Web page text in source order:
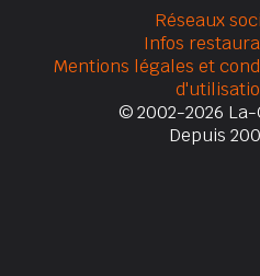
Réseaux
Infos
Mentions légales et
© 2002-2026
Depuis